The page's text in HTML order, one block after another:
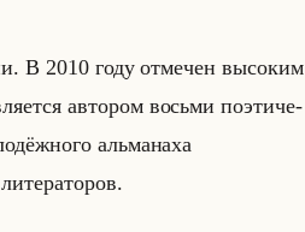
В 2010 году от­ме­чен вы­со­ким
ав­то­ром восьми по­эти­че­
альма­на­ха